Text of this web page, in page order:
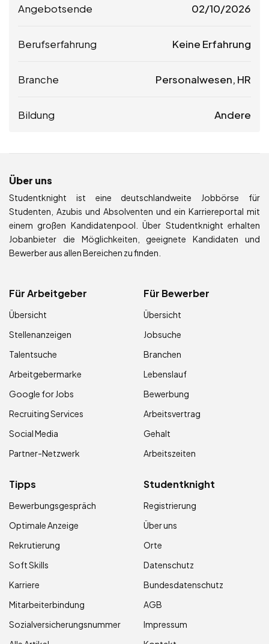
Angebotsende 02/10/2026
Berufserfahrung Keine Erfahrung
Branche Personalwesen, HR
Bildung Andere
Über uns
Studentknight ist eine deutschlandweite Jobbörse für
Studenten, Azubis und Absolventen und ein Karriereportal mit
einem großen Kandidatenpool. Über Studentknight erhalten
Jobanbieter die Möglichkeiten, geeignete Kandidaten und
Bewerber aus allen Bereichen zu finden.
Für Arbeitgeber
Übersicht
Stellenanzeigen
Talentsuche
Arbeitgebermarke
Google for Jobs
Recruiting Services
Social Media
Partner-Netzwerk
Für Bewerber
Übersicht
Jobsuche
Branchen
Lebenslauf
Bewerbung
Arbeitsvertrag
Gehalt
Arbeitszeiten
Tipps
Bewerbungsgespräch
Optimale Anzeige
Rekrutierung
Soft Skills
Karriere
Mitarbeiterbindung
Sozialversicherungsnummer
Studentknight
Registrierung
Über uns
Orte
Datenschutz
Bundesdatenschutz
AGB
Impressum